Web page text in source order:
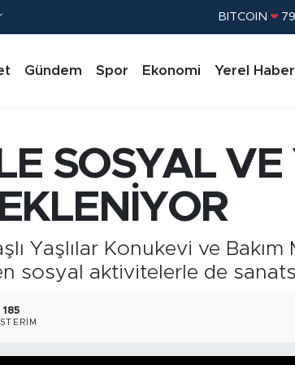
DOLAR
STERLİN
BITCOIN
Gündem Spor Ekonomi Yerel Haber
SOSYAL VE
Yaşlılar Konukevi ve
sosyal aktivitelerle de
185